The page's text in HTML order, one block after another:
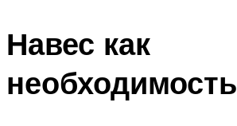
Навес как
необходимость